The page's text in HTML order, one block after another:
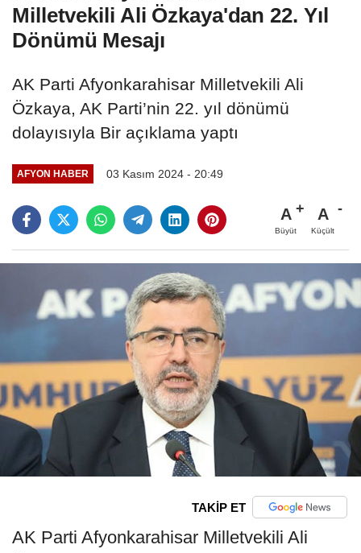
Milletvekili Ali Özkaya'dan 22. Yıl
Dönümü Mesajı
AK Parti Afyonkarahisar Milletvekili Ali
Özkaya, AK Parti’nin 22. yıl dönümü
dolayısıyla Bir açıklama yaptı
AFYON HABER 03 Kasım 2024 - 20:49
A
Büyüt
A
Küçült
TAKİP ET
AK Parti Afyonkarahisar Milletvekili Ali